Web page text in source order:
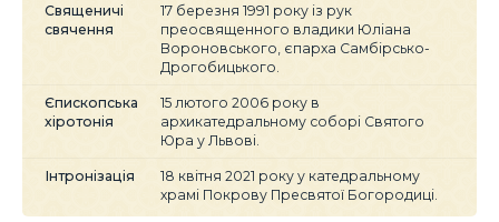
Священичі
свячення
17 березня 1991 року із рук
преосвященного владики Юліана
Вороновського, єпарха Самбірсько-
Дрогобицького.
Єпископська
хіротонія
15 лютого 2006 року в
архикатедральному соборі Святого
Юра у Львові.
Інтронізація
18 квітня 2021 року у катедральному
храмі Покрову Пресвятої Богородиці.